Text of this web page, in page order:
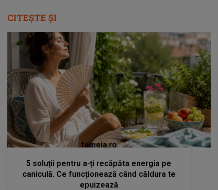
CITEȘTE ȘI
femeia.ro
5 soluții pentru a-ți recăpăta energia pe
caniculă. Ce funcționează când căldura te
epuizează